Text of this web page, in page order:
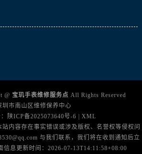
福建省厦门市思明区湖滨东路95号万象城华润大厦B座11层1104室宝玑售后服务中心（需提前预约）
@ 宝玑手表维修服务点 All Rights Reserved
圳市南山区维修保养中心
陕ICP备2025073640号-6
XML
内容存在事实错误或涉及版权、名誉权等侵权问
与我们联系，我们将在收到通知后立
信息更新时间：2026-07-13T14:11:58+08:00